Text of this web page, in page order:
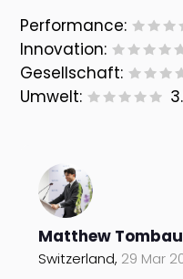
Performance:
Innovation:
Gesellschaft:
Umwelt:
Matthew
Switzerland, 29 Mar